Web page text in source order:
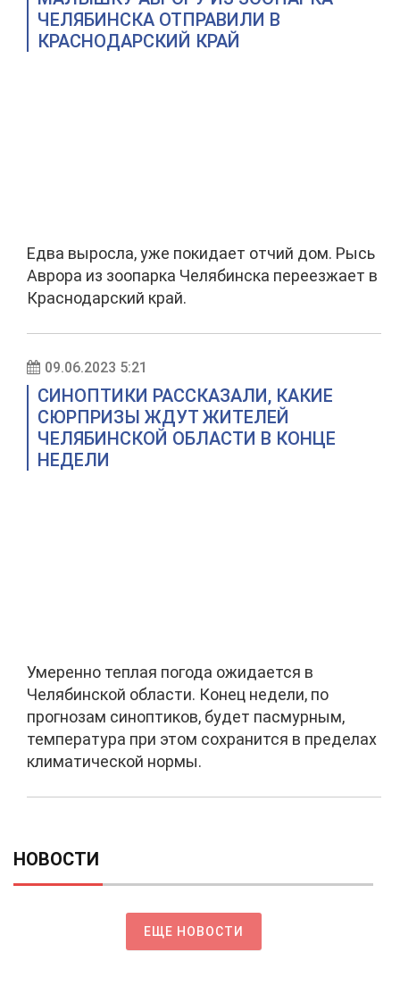
ЧЕЛЯБИНСКА ОТПРАВИЛИ В
КРАСНОДАРСКИЙ КРАЙ
Едва выросла, уже покидает отчий дом. Рысь
Аврора из зоопарка Челябинска переезжает в
Краснодарский край.
09.06.2023 5:21
СИНОПТИКИ РАССКАЗАЛИ, КАКИЕ
СЮРПРИЗЫ ЖДУТ ЖИТЕЛЕЙ
ЧЕЛЯБИНСКОЙ ОБЛАСТИ В КОНЦЕ
НЕДЕЛИ
Умеренно теплая погода ожидается в
Челябинской области. Конец недели, по
прогнозам синоптиков, будет пасмурным,
температура при этом сохранится в пределах
климатической нормы.
НОВОСТИ
ЕЩЕ НОВОСТИ